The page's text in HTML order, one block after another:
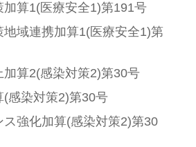
加算1(医療安全1)第191号
地域連携加算1(医療安全1)第
加算2(感染対策2)第30号
(感染対策2)第30号
ス強化加算(感染対策2)第30